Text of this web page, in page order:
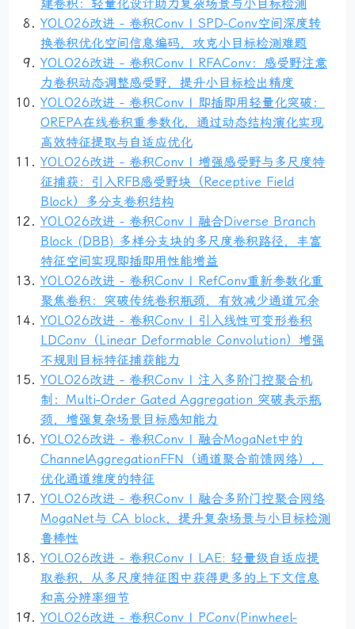
建卷积：轻量化设计助力复杂场景与小目标检测
YOLO26改进 - 卷积Conv | SPD-Conv空间深度转
换卷积优化空间信息编码，攻克小目标检测难题
YOLO26改进 - 卷积Conv | RFAConv：感受野注意
力卷积动态调整感受野，提升小目标检出精度
YOLO26改进 - 卷积Conv | 即插即用轻量化突破：
OREPA在线卷积重参数化，通过动态结构演化实现
高效特征提取与自适应优化
YOLO26改进 - 卷积Conv | 增强感受野与多尺度特
征捕获：引入RFB感受野块（Receptive Field
Block）多分支卷积结构
YOLO26改进 - 卷积Conv | 融合Diverse Branch
Block (DBB) 多样分支块的多尺度卷积路径，丰富
特征空间实现即插即用性能增益
YOLO26改进 - 卷积Conv | RefConv重新参数化重
聚焦卷积：突破传统卷积瓶颈，有效减少通道冗余
YOLO26改进 - 卷积Conv | 引入线性可变形卷积
LDConv（Linear Deformable Convolution）增强
不规则目标特征捕获能力
YOLO26改进 - 卷积Conv | 注入多阶门控聚合机
制：Multi-Order Gated Aggregation 突破表示瓶
颈，增强复杂场景目标感知能力
YOLO26改进 - 卷积Conv | 融合MogaNet中的
ChannelAggregationFFN（通道聚合前馈网络），
优化通道维度的特征
YOLO26改进 - 卷积Conv | 融合多阶门控聚合网络
MogaNet与 CA block，提升复杂场景与小目标检测
鲁棒性
YOLO26改进 - 卷积Conv | LAE: 轻量级自适应提
取卷积，从多尺度特征图中获得更多的上下文信息
和高分辨率细节
YOLO26改进 - 卷积Conv | PConv(Pinwheel-